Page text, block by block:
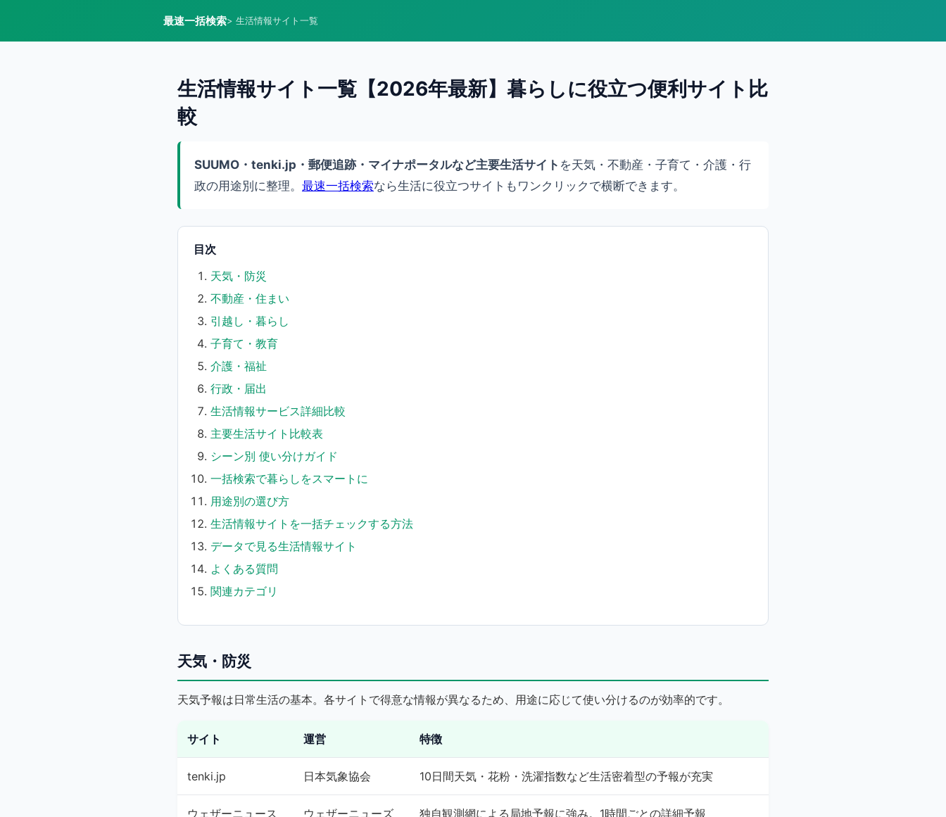
最速一括検索> 生活情報サイト一覧
生活情報サイト一覧【2026年最新】暮らしに役立つ便利サイト比
較
SUUMO・tenki.jp・郵便追跡・マイナポータルなど主要生活サイト を天気・不動産・子育て・介護・行
政の用途別に整理。 最速一括検索なら生活に役立つサイトもワンクリックで横断できます。
目次
天気・防災
不動産・住まい
引越し・暮らし
子育て・教育
介護・福祉
行政・届出
生活情報サービス詳細比較
主要生活サイト比較表
シーン別 使い分けガイド
一括検索で暮らしをスマートに
用途別の選び方
生活情報サイトを一括チェックする方法
データで見る生活情報サイト
よくある質問
関連カテゴリ
天気・防災
天気予報は日常生活の基本。各サイトで得意な情報が異なるため、用途に応じて使い分けるのが効率的です。
サイト 運営 特徴
tenki.jp 日本気象協会 10日間天気・花粉・洗濯指数など生活密着型の予報が充実
ウェザーニュース ウェザーニューズ 独自観測網による局地予報に強み。1時間ごとの詳細予報